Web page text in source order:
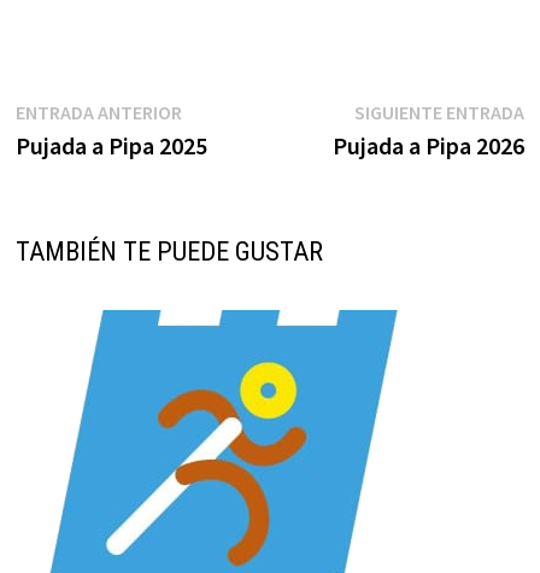
Navegación
de
ENTRADA ANTERIOREntrada
anterior:
Pujada a Pipa 2025
SIGUIENTE ENTRADA
Pujada a Pipa 2026
TAMBIÉN TE PUEDE GUSTAR